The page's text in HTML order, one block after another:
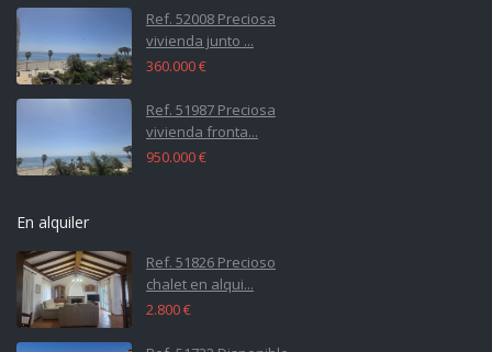
Ref. 52008 Preciosa
vivienda junto ...
360.000 €
Ref. 51987 Preciosa
vivienda fronta...
950.000 €
En alquiler
Ref. 51826 Precioso
chalet en alqui...
2.800 €